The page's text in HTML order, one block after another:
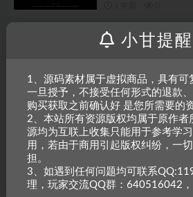
端游源码 精品推荐
精品：大青云400级
2 年前 2
端游源码 首页推荐
大青云WIN一键单机
+完整客户端+教程
3 年前 1
小甘提
1、源码素材属于虚拟商品，具有可
一旦授予，不接受任何形式的退款
购买获取之前确认好 是您所需要的
2、本站所有资源版权均属于原作者
源均为互联上收集只能用于参考学
用，若由于商用引起版权纠纷，一
担。
3、如遇到任何问题均可联系
理，玩家交流QQ群：640516042，